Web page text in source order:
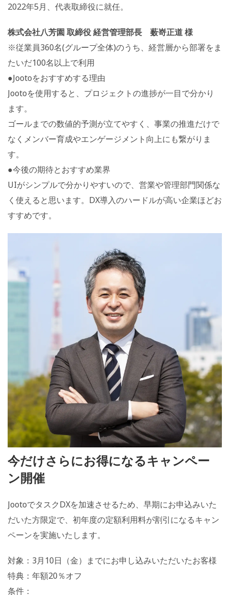
2022年5月、代表取締役に就任。
株式会社八芳園 取締役 経営管理部長 薮嵜正道 様
※従業員360名(グループ全体)のうち、経営層から部署をま
たいだ100名以上で利用
●Jootoをおすすめする理由
Jootoを使用すると、プロジェクトの進捗が一目で分かり
ます。
ゴールまでの数値的予測が立てやすく、事業の推進だけで
なくメンバー育成やエンゲージメント向上にも繋がりま
す。
●今後の期待とおすすめ業界
UIがシンプルで分かりやすいので、営業や管理部門関係な
く使えると思います。DX導入のハードルが高い企業ほどお
すすめです。
今だけさらにお得になるキャンペー
ン開催
JootoでタスクDXを加速させるため、早期にお申込みいた
だいた方限定で、初年度の定額利用料が割引になるキャン
ペーンを実施いたします。
対象：3月10日（金）までにお申し込みいただいたお客様
特典：年額20％オフ
条件：